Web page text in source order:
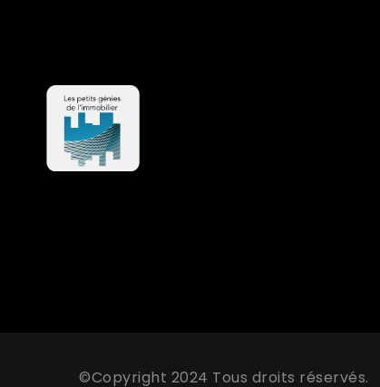
©Copyright 2024 Tous droits réservés.